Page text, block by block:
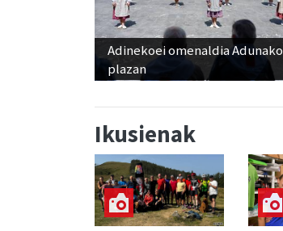
Adinekoei omenaldia Adunako
plazan
Ikusienak